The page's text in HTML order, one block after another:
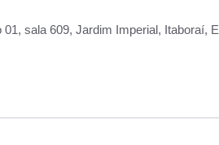
sala 609, Jardim Imperial, Itaboraí,